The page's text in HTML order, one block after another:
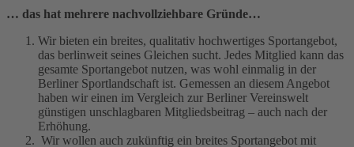
… das hat mehrere nachvollziehbare Gründe…
Wir bieten ein breites, qualitativ hochwertiges Sportangebot,
das berlinweit seines Gleichen sucht. Jedes Mitglied kann das
gesamte Sportangebot nutzen, was wohl einmalig in der
Berliner Sportlandschaft ist. Gemessen an diesem Angebot
haben wir einen im Vergleich zur Berliner Vereinswelt
günstigen unschlagbaren Mitgliedsbeitrag – auch nach der
Erhöhung.
Wir wollen auch zukünftig ein breites Sportangebot mit